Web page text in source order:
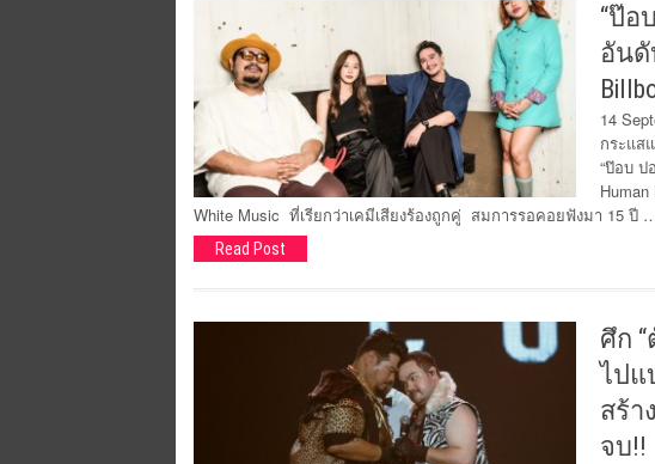
“ป๊อ
อันดั
14
กระแส
“ป๊อบ ป
White Music ที่เรียกว่าเคมีเสียงร้องถูกคู่ สมการรอคอยฟังมา 15 ปี
Read Post
ศึก “
ไปแ
สร้า
จบ!!